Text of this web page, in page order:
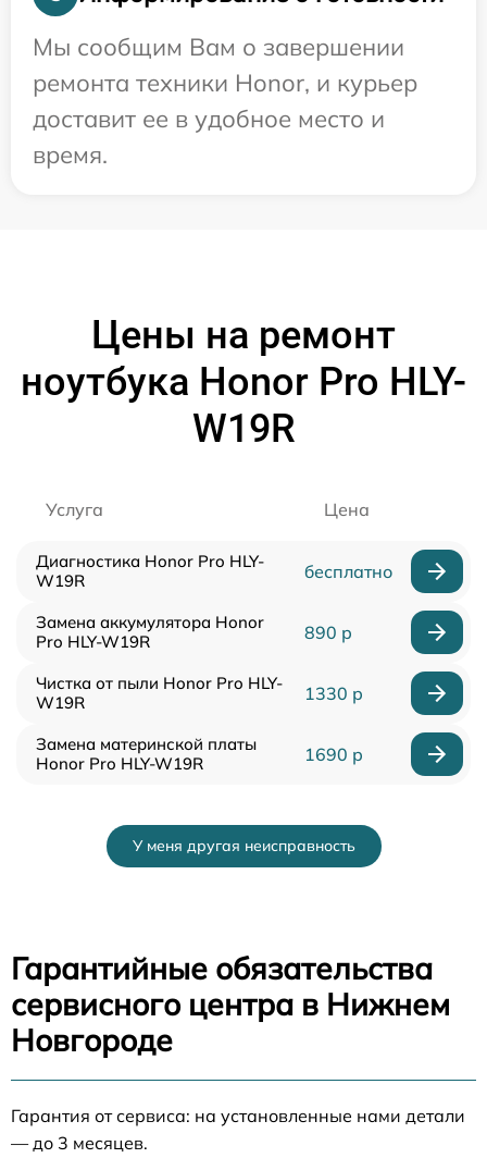
Мы сообщим Вам о завершении
ремонта техники Honor, и курьер
доставит ее в удобное место и
время.
Цены на ремонт
ноутбука Honor Pro HLY-
W19R
Услуга Цена
Диагностика Honor Pro HLY-
W19R
бесплатно
Замена аккумулятора Honor
Pro HLY-W19R
890 р
Чистка от пыли Honor Pro HLY-
W19R
1330 р
Замена материнской платы
Honor Pro HLY-W19R
1690 р
У меня другая неисправность
Гарантийные обязательства
сервисного центра в Нижнем
Новгороде
Гарантия от сервиса: на установленные нами детали
— до 3 месяцев.